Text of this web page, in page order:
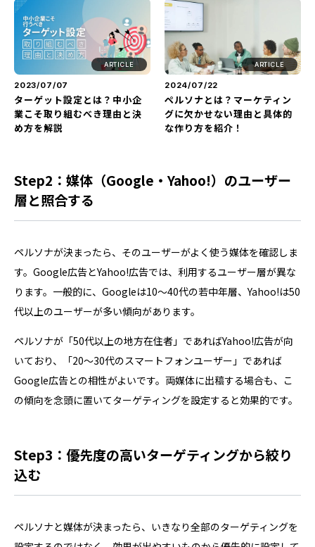
ARTICLE
2023/07/07
ターゲット設定とは？中小企
業こそ取り組むべき理由と決
め方を解説
ARTICLE
2024/07/22
ペルソナとは？マーケティン
グに欠かせない理由と具体的
な作り方を紹介！
Step2：媒体（Google・Yahoo!）のユーザー
層と照合する
ペルソナが決まったら、そのユーザーがよく使う媒体を確認しま
す。Google広告とYahoo!広告では、利用するユーザー層が異な
ります。一般的に、Googleは10〜40代の若中年層、Yahoo!は50
代以上のユーザーが多い傾向があります。
ペルソナが「50代以上の地方在住者」であればYahoo!広告が向
いており、「20〜30代のスマートフォンユーザー」であれば
Google広告との相性がよいです。両媒体に出稿する場合も、こ
の傾向を念頭に置いてターゲティングを設定すると効果的です。
Step3：優先度の高いターゲティングから絞り
込む
ペルソナと媒体が決まったら、いきなり全部のターゲティングを